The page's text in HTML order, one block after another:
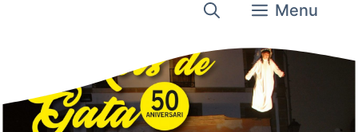
Menu